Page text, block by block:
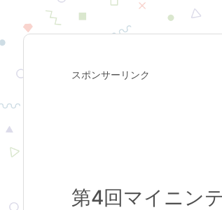
スポンサーリンク
第4回マイニン